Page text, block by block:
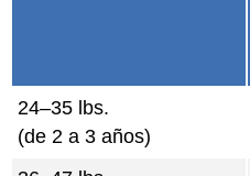
24–35 lbs.
(de 2 a 3 años)